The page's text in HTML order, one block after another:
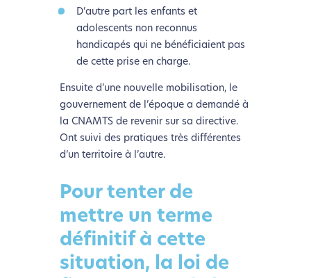
D’autre part les enfants et
adolescents non reconnus
handicapés qui ne bénéficiaient pas
de cette prise en charge.
Ensuite d’une nouvelle mobilisation, le
gouvernement de l’époque a demandé à
la CNAMTS de revenir sur sa directive.
Ont suivi des pratiques très différentes
d’un territoire à l’autre.
Pour tenter de
mettre un terme
définitif à cette
situation, la loi de